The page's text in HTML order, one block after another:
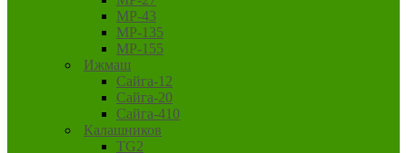
MP-43
MP-135
MP-155
Ижмаш
Сайга-12
Сайга-20
Сайга-410
Калашников
TG2